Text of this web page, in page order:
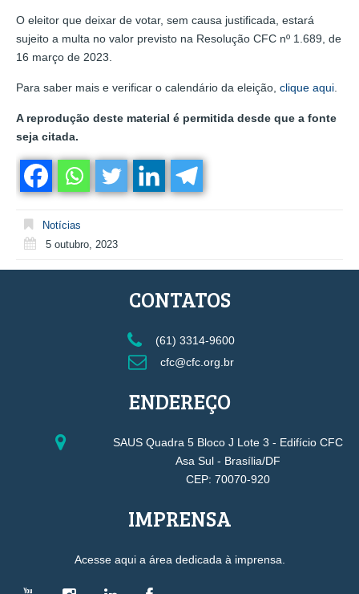
O eleitor que deixar de votar, sem causa justificada, estará
sujeito a multa no valor previsto na Resolução CFC nº 1.689, de
16 março de 2023.
Para saber mais e verificar o calendário da eleição, clique aqui
A reprodução deste material é permitida desde que a fonte
seja citada.
Notícias
5 outubro, 2023
CONTATOS
(61) 3314-9600
cfc@cfc.org.br
ENDEREÇO
SAUS Quadra 5 Bloco J Lote 3 - Edifício CFC
Asa Sul - Brasília/DF
CEP: 70070-920
IMPRENSA
Acesse aqui a área dedicada à imprensa.